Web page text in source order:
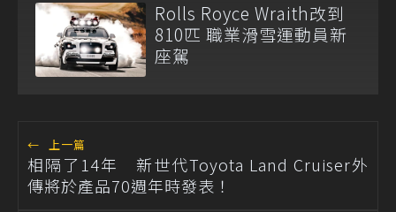
Rolls Royce Wraith改到
810匹 職業滑雪運動員新
座駕
← 上一篇
相隔了14年 新世代Toyota Land Cruiser外
傳將於產品70週年時發表！